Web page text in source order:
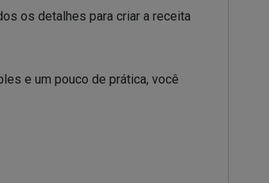
os detalhes para criar a receita
e um pouco de prática, você